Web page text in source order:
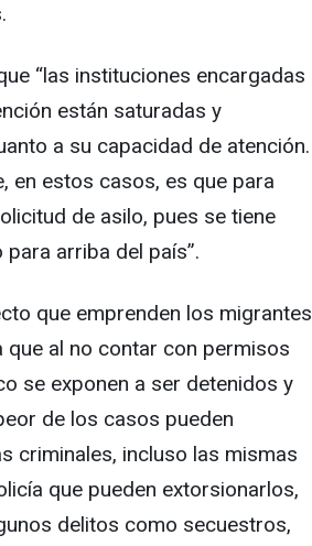
“las instituciones encargadas
están saturadas y
a su capacidad de atención.
en estos casos, es que para
de asilo, pues se tiene
arriba del país”.
que emprenden los migrantes
que al no contar con permisos
se exponen a ser detenidos y
de los casos pueden
criminales, incluso las mismas
que pueden extorsionarlos,
delitos como secuestros,